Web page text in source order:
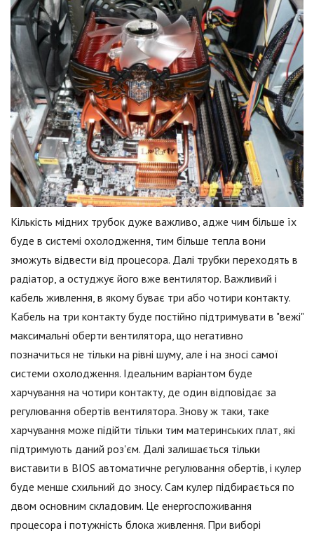
Кількість мідних трубок дуже важливо, адже чим більше їх
буде в системі охолодження, тим більше тепла вони
зможуть відвести від процесора. Далі трубки переходять в
радіатор, а остуджує його вже вентилятор. Важливий і
кабель живлення, в якому буває три або чотири контакту.
Кабель на три контакту буде постійно підтримувати в "вежі"
максимальні оберти вентилятора, що негативно
позначиться не тільки на рівні шуму, але і на зносі самої
системи охолодження. Ідеальним варіантом буде
харчування на чотири контакту, де один відповідає за
регулювання обертів вентилятора. Знову ж таки, таке
харчування може підійти тільки тим материнських плат, які
підтримують даний роз'єм. Далі залишається тільки
виставити в BIOS автоматичне регулювання обертів, і кулер
буде менше схильний до зносу. Сам кулер підбирається по
двом основним складовим. Це енергоспоживання
процесора і потужність блока живлення. При виборі